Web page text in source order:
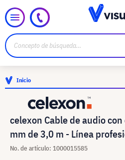
Inicio
celexon Cable de audio
mm de 3,0 m - Línea
No. de artículo: 1000015585